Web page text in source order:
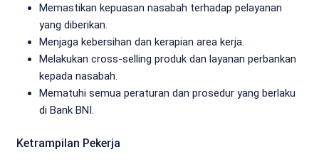
Memastikan kepuasan nasabah terhadap pelayanan
yang diberikan.
Menjaga kebersihan dan kerapian area kerja.
Melakukan cross-selling produk dan layanan perbankan
kepada nasabah.
Mematuhi semua peraturan dan prosedur yang berlaku
di Bank BNI.
Ketrampilan Pekerja